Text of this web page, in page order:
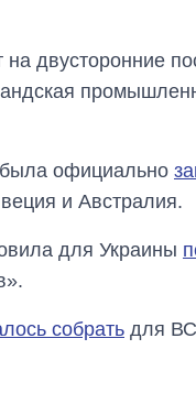
двусторонние
официально
и Австралия.
для Украины
собрать для